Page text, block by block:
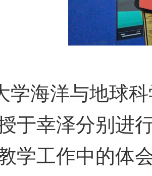
学海洋与地球
于幸泽分别进
学工作中的体